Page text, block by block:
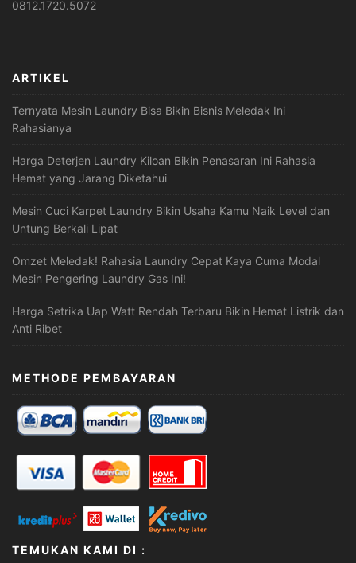
0812.1720.5072
ARTIKEL
Ternyata Mesin Laundry Bisa Bikin Bisnis Meledak Ini
Rahasianya
Harga Deterjen Laundry Kiloan Bikin Penasaran Ini Rahasia
Hemat yang Jarang Diketahui
Mesin Cuci Karpet Laundry Bikin Usaha Kamu Naik Level dan
Untung Berkali Lipat
Omzet Meledak! Rahasia Laundry Cepat Kaya Cuma Modal
Mesin Pengering Laundry Gas Ini!
Harga Setrika Uap Watt Rendah Terbaru Bikin Hemat Listrik dan
Anti Ribet
METHODE PEMBAYARAN
TEMUKAN KAMI DI :